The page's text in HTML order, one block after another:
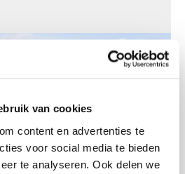
van cookies
content en advertenties te
voor social media te bieden
te analyseren. Ook delen we